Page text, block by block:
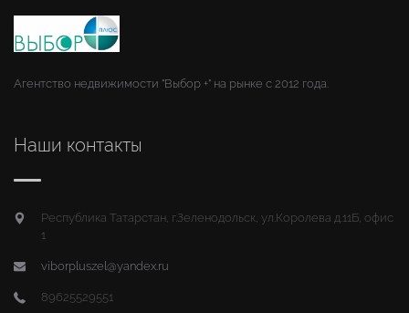
Агентство недвижимости "Выбор +" на рынке с 2012 года.
Наши контакты
Республика Татарстан, г.Зеленодольск, ул.Королева д.11Б, офис
1
viborpluszel@yandex.ru
89625529551